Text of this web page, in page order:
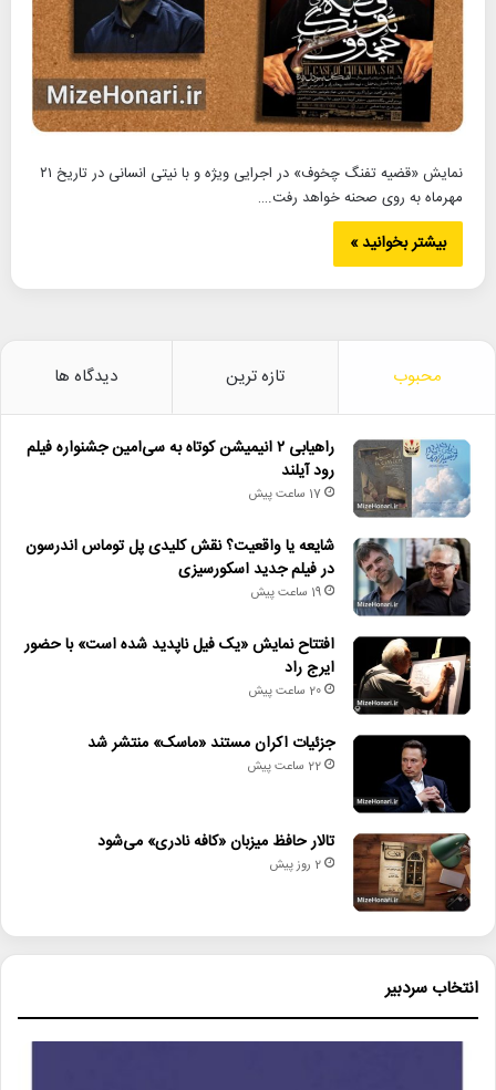
نمایش «قضیه تفنگ چخوف» در اجرایی ویژه و با نیتی انسانی در تاریخ ۲۱
مهرماه به روی صحنه خواهد رفت.…
بیشتر بخوانید »
محبوب تازه ترین دیدگاه ها
راهیابی ۲ انیمیشن کوتاه به سی‌امین جشنواره فیلم
رود آیلند
17 ساعت پیش
شایعه یا واقعیت؟ نقش کلیدی پل توماس اندرسون
در فیلم جدید اسکورسیزی
19 ساعت پیش
افتتاح نمایش «یک فیل ناپدید شده است» با حضور
ایرج راد
20 ساعت پیش
جزئیات اکران مستند «ماسک» منتشر شد
22 ساعت پیش
تالار حافظ میزبان «کافه نادری» می‌شود
2 روز پیش
انتخاب سردبیر